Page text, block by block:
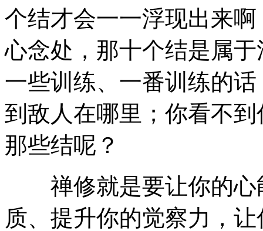
个结才会一一浮现出来
心念处，那十个结是属
一些训练、一番训练的
到敌人在哪里；你看不
那些结呢？
禅修就是要让你的心
质、提升你的觉察力，